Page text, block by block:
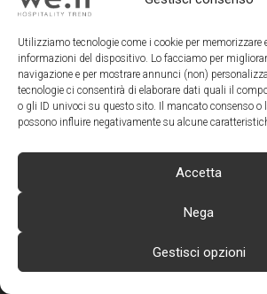
Utilizziamo tecnologie come i cookie per memorizzare
informazioni del dispositivo. Lo facciamo per
navigazione e per mostrare annunci (non)
tecnologie ci consentirà di elaborare dati quali il
o gli ID univoci su questo sito. Il mancato consenso o
possono influire negativamente su alcune
Accetta
Nega
Gestisci opzioni
Redazione:
Elisa Cimatti e Vanessa
ADV e Communication Specialist:
Elisa Cimatti
Autorizzazione del Tribunale di
n. 3/2017 del 25/3/2017 e
successive modifiche del 9/10/